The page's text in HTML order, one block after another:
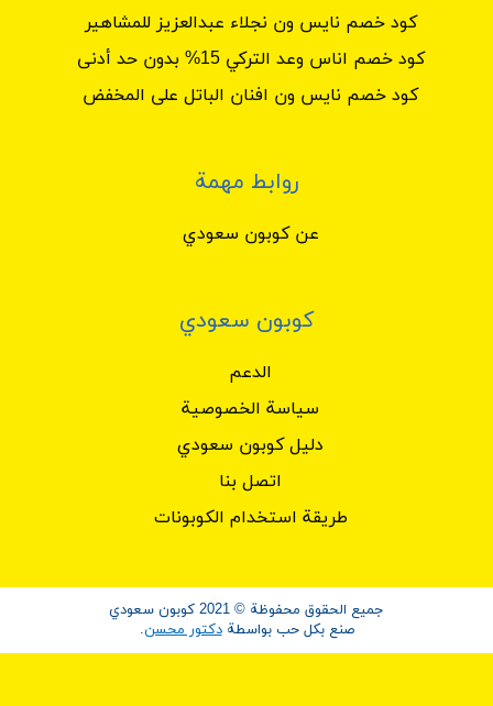
كود خصم نايس ون نجلاء عبدالعزيز للمشاهير
كود خصم اناس وعد التركي 15% بدون حد أدنى
كود خصم نايس ون افنان الباتل على المخفض
روابط مهمة
عن كوبون سعودي
كوبون سعودي
الدعم
سياسة الخصوصية
دليل كوبون سعودي
اتصل بنا
طريقة استخدام الكوبونات
جميع الحقوق محفوظة © 2021 كوبون سعودي
صنع بكل حب بواسطةدكتور محسن.